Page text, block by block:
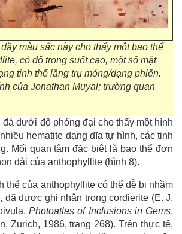
màu sắc này cho thấy một bao thể
có độ trong suốt cao, một số mặt
tinh thể lăng trụ mỏng/dạng phiến.
của Jonathan Muyal; trường quan
đá dưới độ phóng đại cho thấy một hình
hematite dạng dĩa tự hình, các tinh
Mối quan tâm đặc biệt là bao thể đơn
dài của anthophyllite (hình 8).
thể của anthophyllite có thể dễ bị nhầm
đã được ghi nhận trong cordierite (E. J.
Photoatlas of Inclusions in Gems,
Zurich, 1986, trang 268). Trên thực tế,